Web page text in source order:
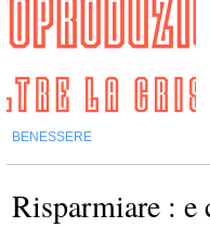
BENESSERE
Risparmiare : e